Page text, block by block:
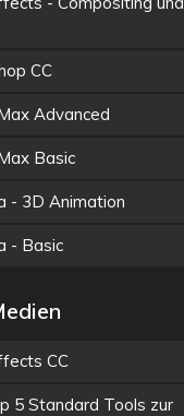
CC
Advanced
Basic
- 3D Animation
- Basic
CC
5 Standard Tools zur